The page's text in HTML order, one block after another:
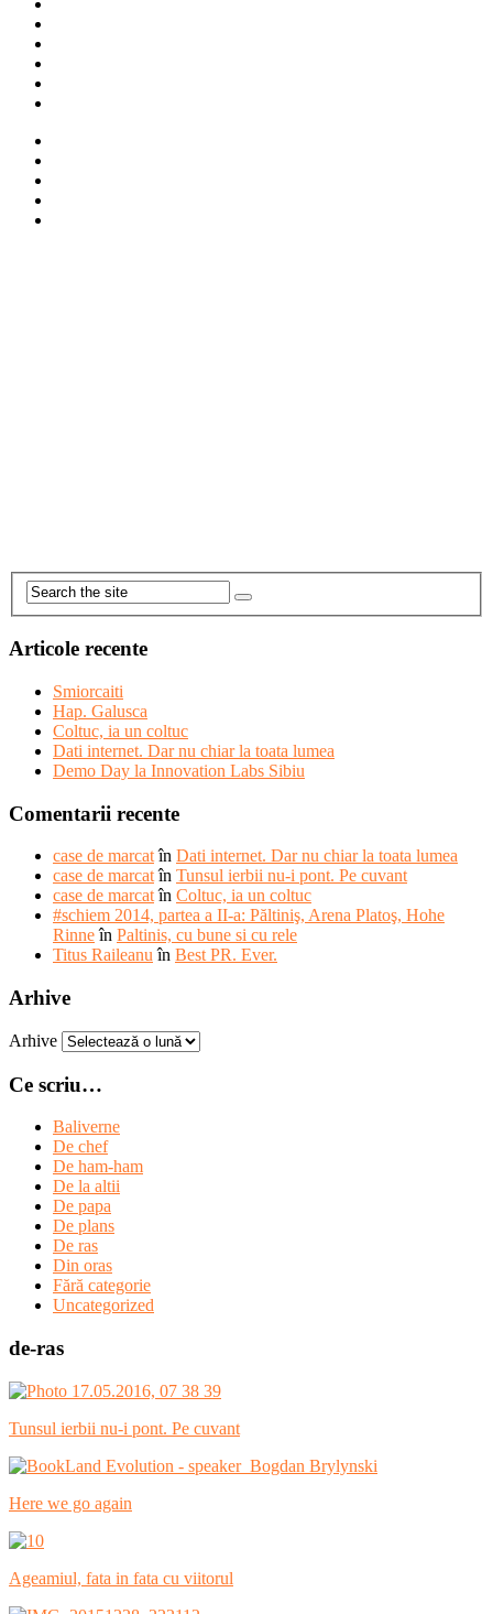
Articole recente
Smiorcaiti
Hap. Galusca
Coltuc, ia un coltuc
Dati internet. Dar nu chiar la toata lumea
Demo Day la Innovation Labs Sibiu
Comentarii recente
case de marcatîn Dati internet. Dar nu chiar la toata lumea
case de marcatîn Tunsul ierbii nu-i pont. Pe cuvant
case de marcatîn Coltuc, ia un coltuc
#schiem 2014, partea a II-a: Păltiniş, Arena Platoş, Hohe
Rinneîn Paltinis, cu bune si cu rele
Titus Raileanuîn Best PR. Ever.
Arhive
Arhive
Ce scriu…
Baliverne
De chef
De ham-ham
De la altii
De papa
De plans
De ras
Din oras
Fără categorie
Uncategorized
de-ras
Tunsul ierbii nu-i pont. Pe cuvant
Here we go again
Ageamiul, fata in fata cu viitorul